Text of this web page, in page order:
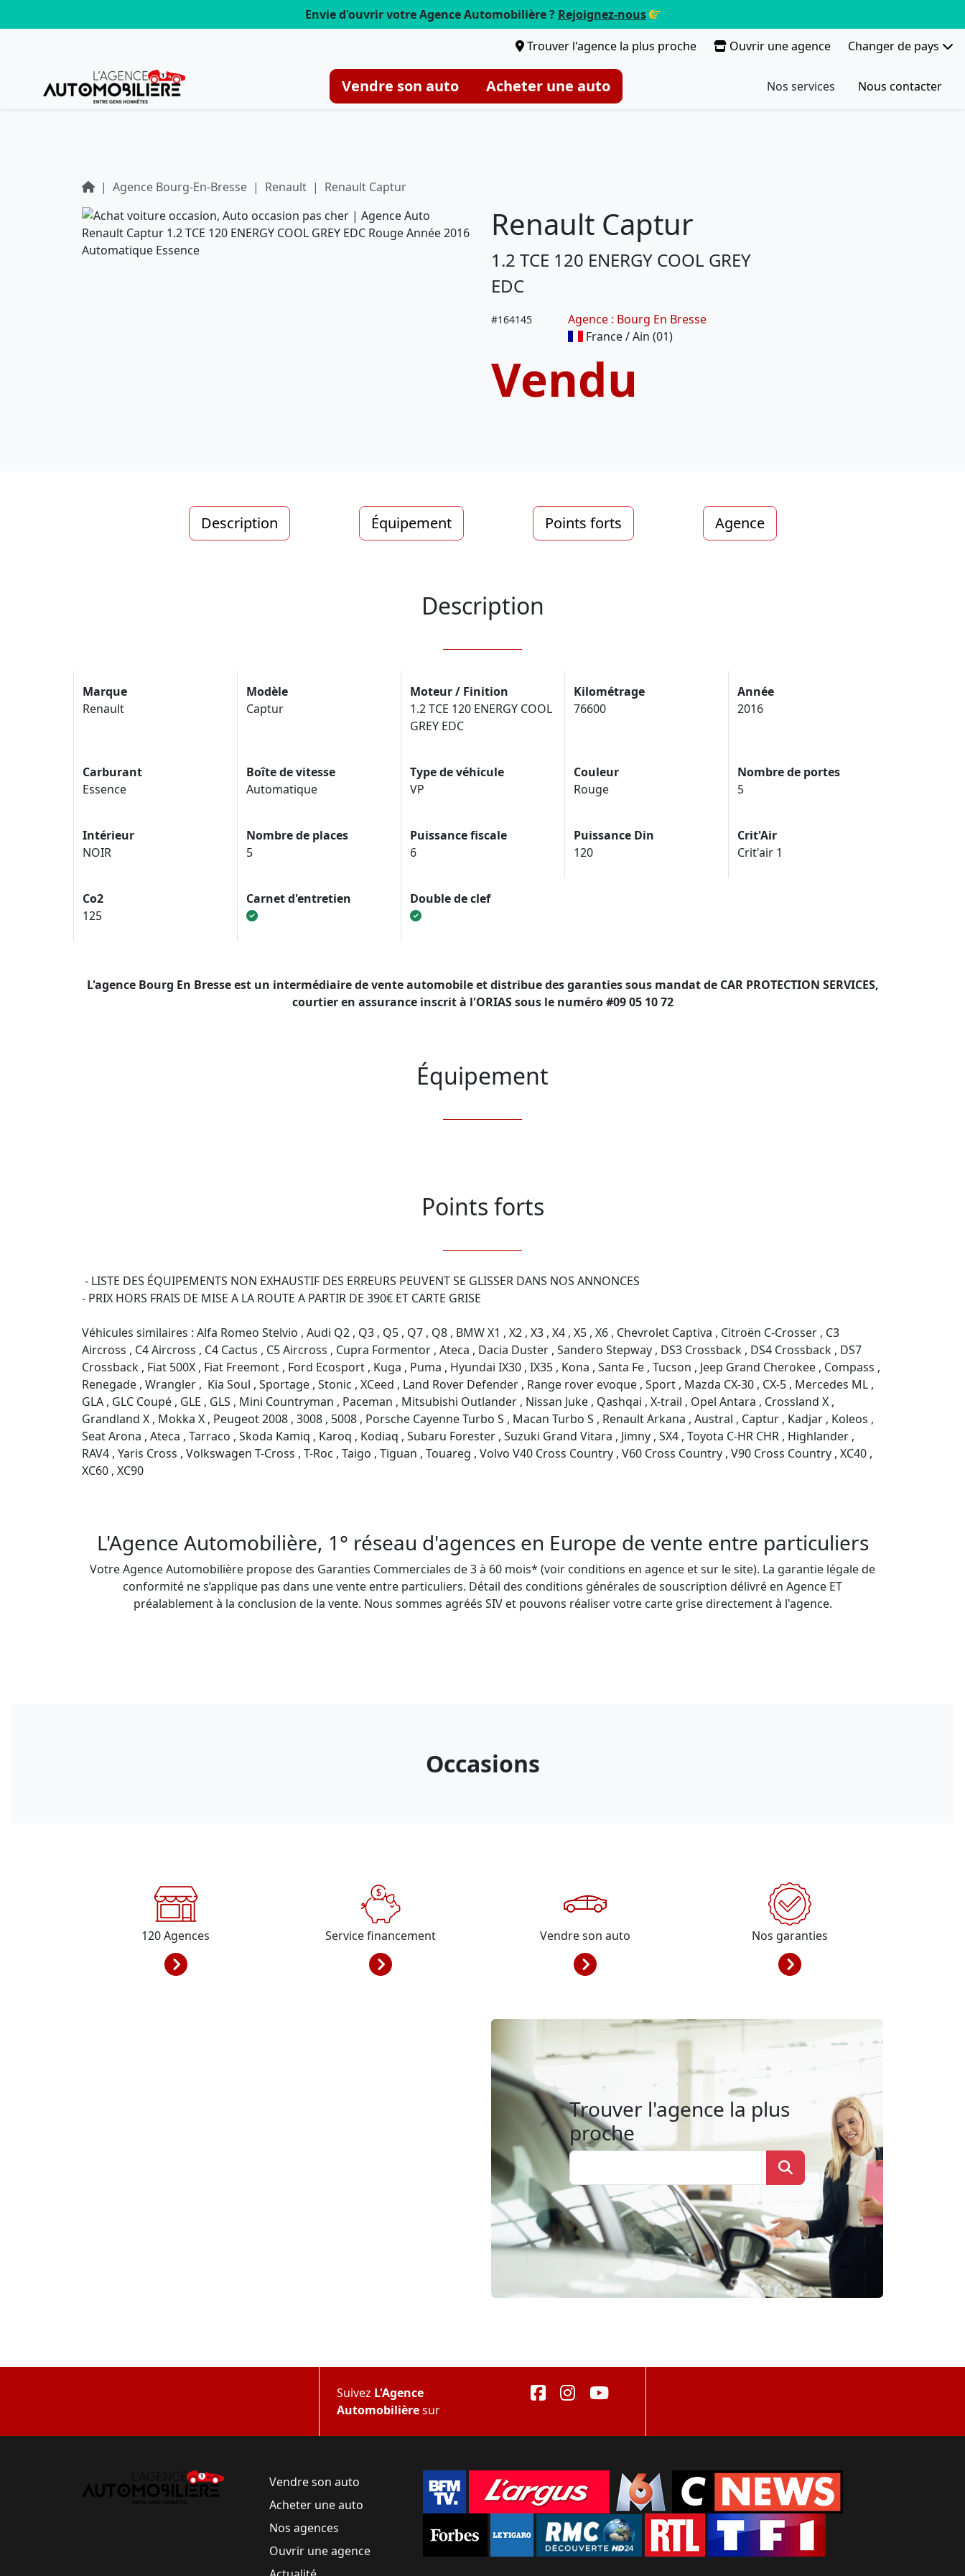
Envie d'ouvrir votre Agence Automobilière ? Rejoignez-nous
Trouver l'agence la plus proche
Ouvrir une agence Changer de pays
Vendre son auto Acheter une auto Nos services Nous contacter
Agence Bourg-En-Bresse Renault Renault Captur
Renault Captur
1.2 TCE 120 ENERGY COOL GREY
EDC
#164145
Agence : Bourg En Bresse
France / Ain (01)
Vendu
Description Équipement Points forts Agence
Description
Marque
Renault
Modèle
Captur
Moteur / Finition
1.2 TCE 120 ENERGY COOL
GREY EDC
Kilométrage
76600
Année
2016
Carburant
Essence
Boîte de vitesse
Automatique
Type de véhicule
VP
Couleur
Rouge
Nombre de portes
5
Intérieur
NOIR
Nombre de places
5
Puissance fiscale
6
Puissance Din
120
Crit'Air
Crit'air 1
Co2
125
Carnet d'entretien Double de clef
L'agence Bourg En Bresse est un intermédiaire de vente automobile et distribue des garanties sous mandat de CAR PROTECTION SERVICES,
courtier en assurance inscrit à l'ORIAS sous le numéro #09 05 10 72
Équipement
Points forts
- PRIX HORS FRAIS DE MISE A LA ROUTE A PARTIR DE 390€ ET CARTE GRISE
Véhicules similaires : Alfa Romeo Stelvio , Audi Q2 , Q3 , Q5 , Q7 , Q8 , BMW X1 , X2 , X3 , X4 , X5 , X6 , Chevrolet Captiva , Citroën C-Crosser , C3
Aircross , C4 Aircross , C4 Cactus , C5 Aircross , Cupra Formentor , Ateca , Dacia Duster , Sandero Stepway , DS3 Crossback , DS4 Crossback , DS7
Crossback , Fiat 500X , Fiat Freemont , Ford Ecosport , Kuga , Puma , Hyundai IX30 , IX35 , Kona , Santa Fe , Tucson , Jeep Grand Cherokee , Compass ,
Renegade , Wrangler ,  Kia Soul , Sportage , Stonic , XCeed , Land Rover Defender , Range rover evoque , Sport , Mazda CX-30 , CX-5 , Mercedes ML ,
GLA , GLC Coupé , GLE , GLS , Mini Countryman , Paceman , Mitsubishi Outlander , Nissan Juke , Qashqai , X-trail , Opel Antara , Crossland X ,
Grandland X , Mokka X , Peugeot 2008 , 3008 , 5008 , Porsche Cayenne Turbo S , Macan Turbo S , Renault Arkana , Austral , Captur , Kadjar , Koleos ,
Seat Arona , Ateca , Tarraco , Skoda Kamiq , Karoq , Kodiaq , Subaru Forester , Suzuki Grand Vitara , Jimny , SX4 , Toyota C-HR CHR , Highlander ,
RAV4 , Yaris Cross , Volkswagen T-Cross , T-Roc , Taigo , Tiguan , Touareg , Volvo V40 Cross Country , V60 Cross Country , V90 Cross Country , XC40 ,
XC60 , XC90
L'Agence Automobilière, 1° réseau d'agences en Europe de vente entre particuliers
Votre Agence Automobilière propose des Garanties Commerciales de 3 à 60 mois* (voir conditions en agence et sur le site). La garantie légale de
conformité ne s’applique pas dans une vente entre particuliers. Détail des conditions générales de souscription délivré en Agence ET
préalablement à la conclusion de la vente. Nous sommes agréés SIV et pouvons réaliser votre carte grise directement à l'agence.
Occasions
120Agences Service financement Vendre son auto Nos garanties
Trouver l'agence la plus
proche
Suivez L'Agence
Automobilièresur
Vendre son auto
Acheter une auto
Nos agences
Ouvrir une agence